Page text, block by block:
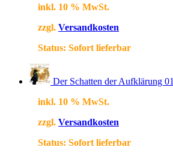
inkl. 10 % MwSt.
zzgl. Versandkosten
Status: Sofort lieferbar
Der Schatten der Aufklärung 01
inkl. 10 % MwSt.
zzgl. Versandkosten
Status: Sofort lieferbar